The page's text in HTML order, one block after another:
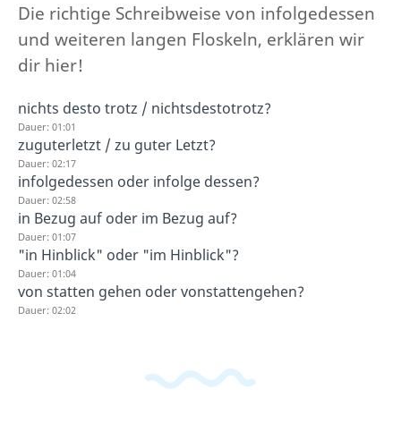
Die richtige Schreibweise von infolgedessen
und weiteren langen Floskeln, erklären wir
dir hier!
nichts desto trotz / nichtsdestotrotz?
Dauer: 01:01
zuguterletzt / zu guter Letzt?
Dauer: 02:17
infolgedessen oder infolge dessen?
Dauer: 02:58
in Bezug auf oder im Bezug auf?
Dauer: 01:07
"in Hinblick" oder "im Hinblick"?
Dauer: 01:04
von statten gehen oder vonstattengehen?
Dauer: 02:02